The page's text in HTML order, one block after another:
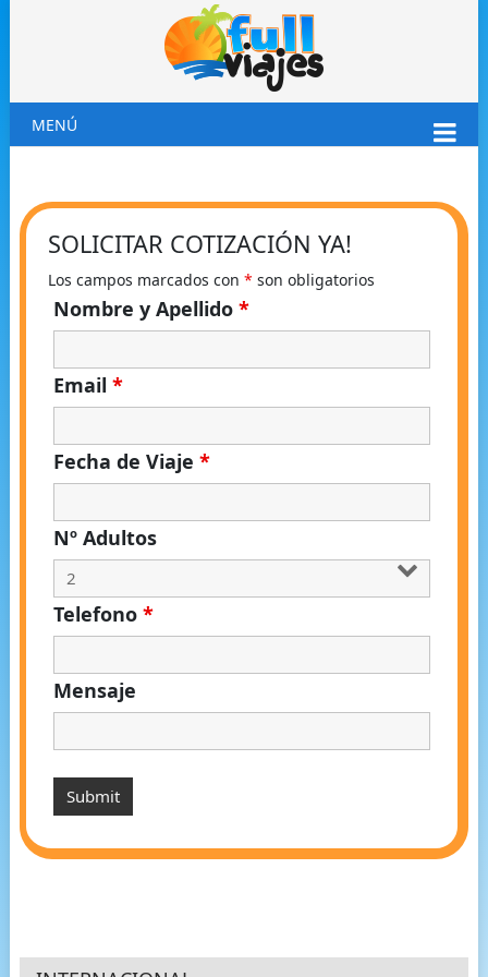
MENÚ
SOLICITAR COTIZACIÓN YA!
Los campos marcados con * son obligatorios
Nombre y Apellido *
Email *
Fecha de Viaje *
Nº Adultos
Telefono *
Mensaje